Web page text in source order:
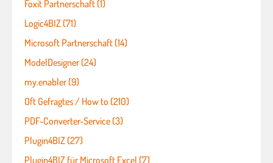
Foxit Partnerschaft (1)
Logic4BIZ (71)
Microsoft Partnerschaft (14)
ModelDesigner (24)
my.enabler (9)
Oft Gefragtes / How to (210)
PDF-Converter-Service (3)
Plugin4BIZ (27)
Plugin4BIZ für Microsoft Excel (7)